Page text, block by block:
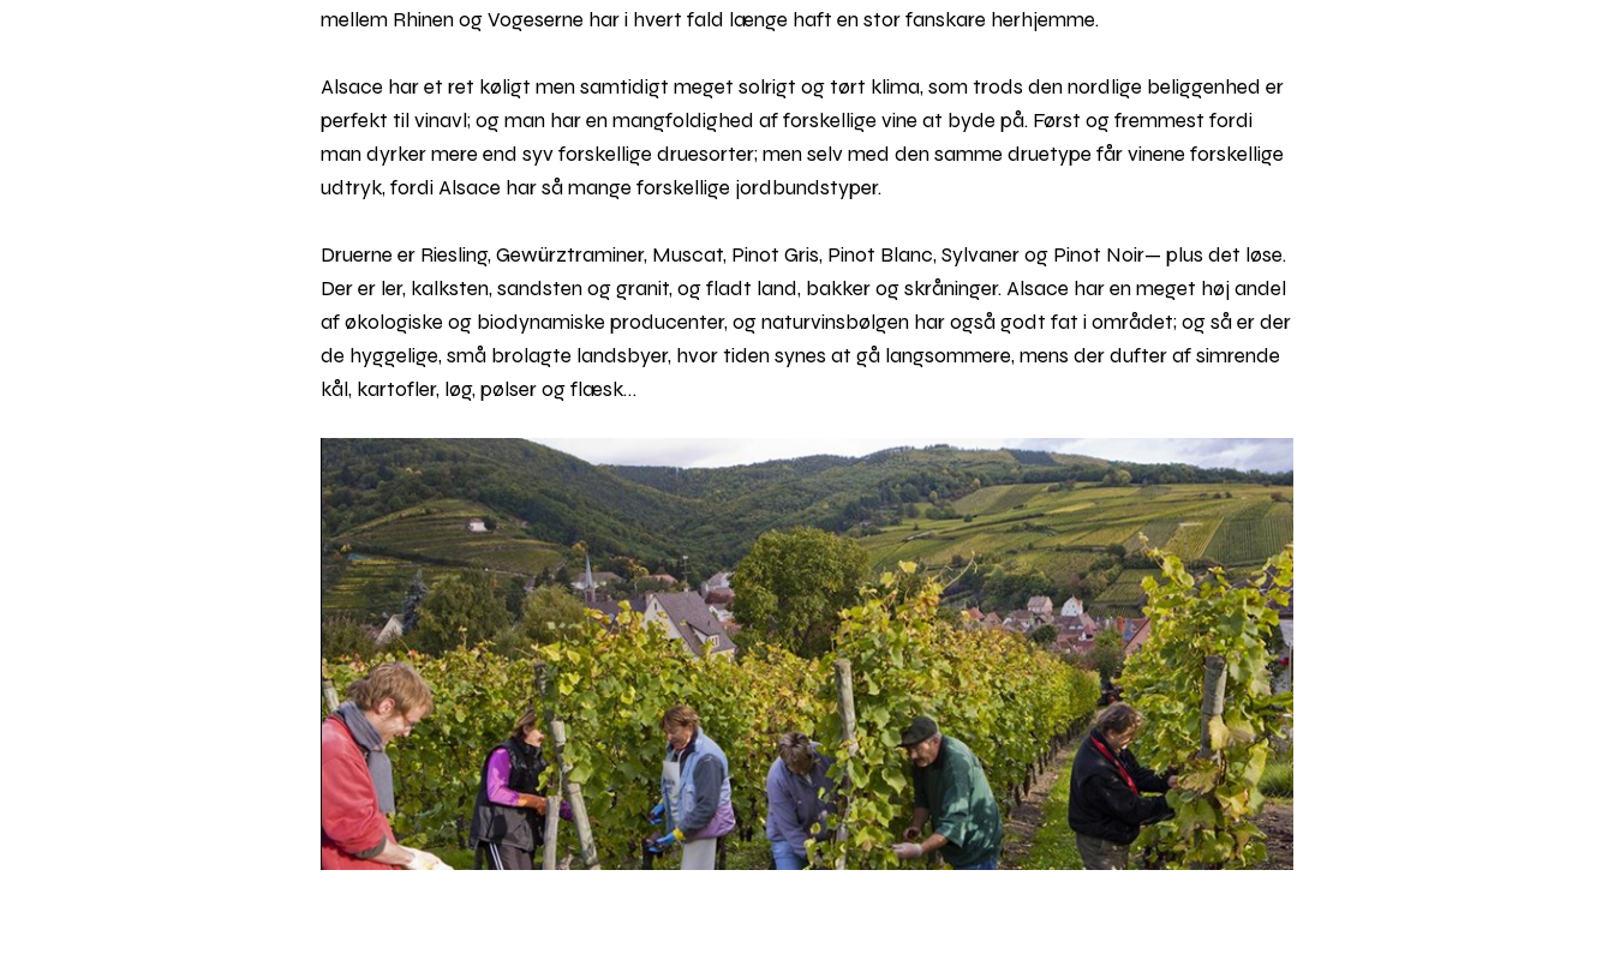
mellem Rhinen og Vogeserne har i hvert fald længe haft en stor fanskare herhjemme.
Alsace har et ret køligt men samtidigt meget solrigt og tørt klima, som trods den nordlige beliggenhed er
perfekt til vinavl; og man har en mangfoldighed af forskellige vine at byde på. Først og fremmest fordi
man dyrker mere end syv forskellige druesorter; men selv med den samme druetype får vinene forskellige
udtryk, fordi Alsace har så mange forskellige jordbundstyper.
Druerne er Riesling, Gewürztraminer, Muscat, Pinot Gris, Pinot Blanc, Sylvaner og Pinot Noir— plus det løse.
Der er ler, kalksten, sandsten og granit, og fladt land, bakker og skråninger. Alsace har en meget høj andel
af økologiske og biodynamiske producenter, og naturvinsbølgen har også godt fat i området; og så er der
de hyggelige, små brolagte landsbyer, hvor tiden synes at gå langsommere, mens der dufter af simrende
kål, kartofler, løg, pølser og flæsk…